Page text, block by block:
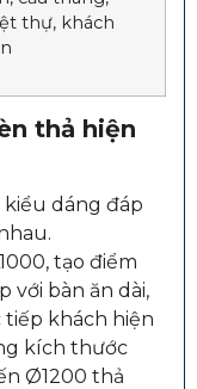
thự, khách
thả hiện
kiểu dáng đáp
tạo điểm
với bàn ăn dài,
tiếp khách hiện
kích thước
Ø1200 thả